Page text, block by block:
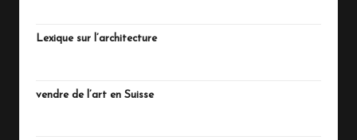
Lexique sur l’architecture
vendre de l’art en Suisse